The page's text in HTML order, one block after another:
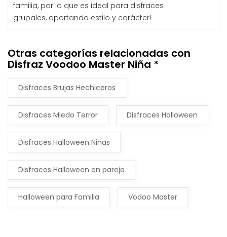
familia, por lo que es ideal para disfraces
grupales, aportando estilo y carácter!
Otras categorías relacionadas con
Disfraz Voodoo Master Niña *
Disfraces Brujas Hechiceros
Disfraces Miedo Terror Disfraces Halloween
Disfraces Halloween Niñas
Disfraces Halloween en pareja
Halloween para Familia Vodoo Master